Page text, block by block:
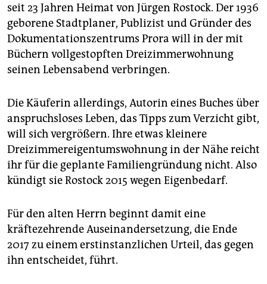
seit 23 Jahren Heimat von Jürgen Rostock. Der 1936
geborene Stadtplaner, Publizist und Gründer des
Dokumentationszentrums Prora will in der mit
Büchern vollgestopften Dreizimmerwohnung
seinen Lebensabend verbringen.
Die Käuferin allerdings, Autorin eines Buches über
anspruchsloses Leben, das Tipps zum Verzicht gibt,
will sich vergrößern. Ihre etwas kleinere
Dreizimmereigentumswohnung in der Nähe reicht
ihr für die geplante Familiengründung nicht. Also
kündigt sie Rostock 2015 wegen Eigenbedarf.
Für den alten Herrn beginnt damit eine
kräftezehrende Auseinandersetzung, die Ende
2017 zu einem erstinstanzlichen Urteil, das gegen
ihn entscheidet, führt.